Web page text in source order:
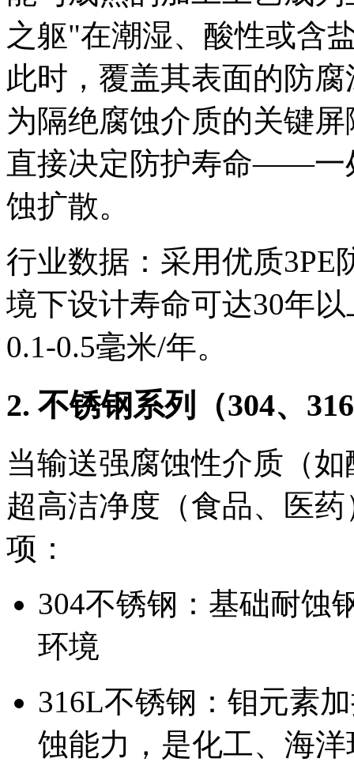
之躯"在潮湿、酸性或含
此时，覆盖其表面的防
为隔绝腐蚀介质的关键
直接决定防护寿命——一
蚀扩散。
行业数据：采用优质3PE
境下设计寿命可达30年
0.1-0.5毫米/年。
2. 不锈钢系列（304、
当输送强腐蚀性介质（
超高洁净度（食品、医
项：
304不锈钢：基础耐蚀
环境
316L不锈钢：钼元素
蚀能力，是化工、海